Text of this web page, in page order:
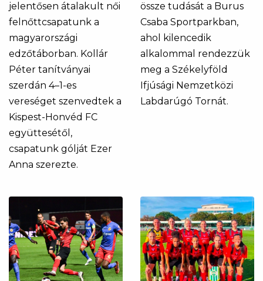
jelentősen átalakult női
felnőttcsapatunk a
magyarországi
edzőtáborban. Kollár
Péter tanítványai
szerdán 4–1-es
vereséget szenvedtek a
Kispest-Honvéd FC
együttesétől,
csapatunk gólját Ezer
Anna szerezte.
össze tudását a Burus
Csaba Sportparkban,
ahol kilencedik
alkalommal rendezzük
meg a Székelyföld
Ifjúsági Nemzetközi
Labdarúgó Tornát.